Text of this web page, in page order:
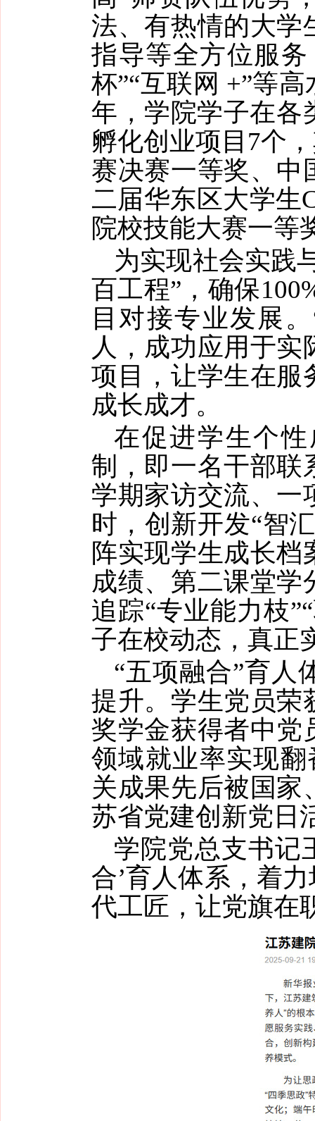
法、有热情的大学
指导等全方位服
杯”“互联网 +”等
年，学院学子在各
孵化创业项目7个
赛决赛一等奖、中
二届华东区大学生
院校技能大赛一等
为实现社会实践
百工程”，确保
目对接专业发展
人，成功应用于
项目，让学生在服
成长成才。
在促进学生个
制，即一名干部联
学期家访交流、一
时，创新开发“智
阵实现学生成长
成绩、第二课堂学
追踪“专业能力枝
子在校动态，真正
“五项融合”育人
提升。学生党员荣
奖学金获得者中党
领域就业率实现
关成果先后被国家
苏省党建创新党日
学院党总支书记
合’育人体系，着
代工匠，让党旗在